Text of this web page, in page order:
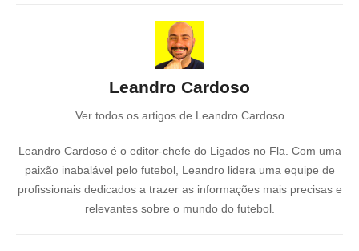
Leandro Cardoso
Ver todos os artigos de Leandro Cardoso
Leandro Cardoso é o editor-chefe do Ligados no Fla. Com uma
paixão inabalável pelo futebol, Leandro lidera uma equipe de
profissionais dedicados a trazer as informações mais precisas e
relevantes sobre o mundo do futebol.